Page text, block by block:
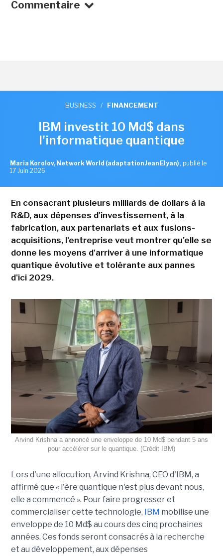
Commentaire
BUSINESS / FINANCEMENT
IBM investit 10 Md$ dans
l'informatique quantique
Maria Korolov, Network World (adaptation Jean Elyan) , publié le
17 Juin 2026
En consacrant plusieurs milliards de dollars à la
R&D, aux dépenses d'investissement, à la
fabrication, aux partenariats et aux fusions-
acquisitions, l'entreprise veut montrer qu'elle se
donne les moyens d'arriver à une informatique
quantique évolutive et tolérante aux pannes
d'ici 2029.
Arvind Krishna a annoncé une enveloppe de 10 Md$ pendant 5 ans
pour accélérer sur le quantique. (Crédit IBM)
Lors d'une allocution, Arvind Krishna, CEO d'IBM, a
affirmé que « l'ère quantique n'est plus devant nous,
elle a commencé ». Pour faire progresser et
commercialiser cette technologie, IBM mobilise une
enveloppe de 10 Md$ au cours des cinq prochaines
années. Ces fonds seront consacrés à la recherche
et au développement, aux dépenses